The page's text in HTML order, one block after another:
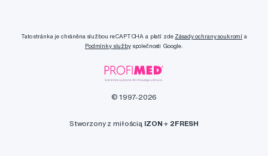
Tato stránka je chráněna službou reCAPTCHA a platí zde Zásady ochrany soukromí a
Podmínky službyspolečnosti Google.
© 1997-2026
Stworzony z miłością IZON + 2FRESH